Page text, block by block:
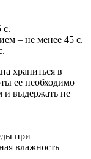
с.
– не менее 45 с.
храниться в
ее необходимо
и выдержать не
при
влажность